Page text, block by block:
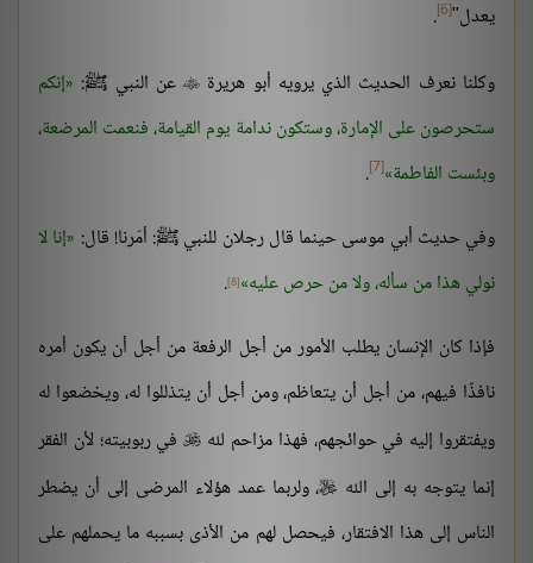
يعدل"[6]
.
وكلنا نعرف الحديث الذي يرويه أبو هريرة عن النبي ﷺ: إنكم
ستحرصون على الإمارة، وستكون ندامة يوم القيامة، فنعمت المرضعة،
وبئست الفاطمة [7]
.
وفي حديث أبي موسى حينما قال رجلان للنبي ﷺ: أمّرنا! قال: إنا لا
نولي هذا من سأله، ولا من حرص عليه [8]
.
فإذا كان الإنسان يطلب الأمور من أجل الرفعة من أجل أن يكون أمره
نافذًا فيهم، من أجل أن يتعاظم، ومن أجل أن يتذللوا له، ويخضعوا له
ويفتقروا إليه في حوائجهم، فهذا مزاحم لله في ربوبيته؛ لأن الفقر
إنما يتوجه به إلى الله ، ولربما عمد هؤلاء المرضى إلى أن يضطر
الناس إلى هذا الافتقار، فيحصل لهم من الأذى بسببه ما يحملهم على